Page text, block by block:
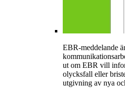
EBR-meddelande
ut om EBR vill
olycksfall eller
utgivning av nya